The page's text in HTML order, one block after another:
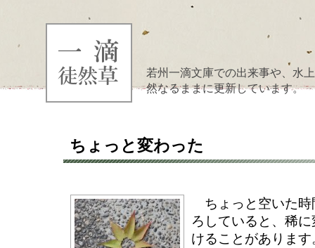
若州一滴文庫での出来事や、水
然なるままに更新しています。
ちょっと変わった
ちょっと空いた時
ろしていると、稀
けることがありま